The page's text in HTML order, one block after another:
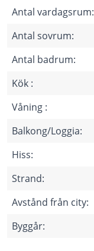
Antal vardagsrum:
Antal sovrum:
Antal badrum:
Kök :
Våning :
Balkong/Loggia:
Hiss:
Strand:
Avstånd från city:
Byggår: